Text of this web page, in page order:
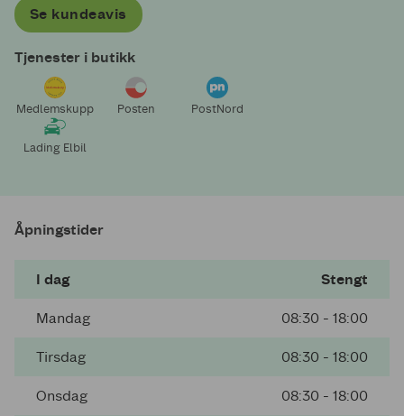
Se kundeavis
Tjenester i butikk
Medlemskupp Posten PostNord
Lading Elbil
Åpningstider
I dag Stengt
Mandag 08:30 - 18:00
Tirsdag 08:30 - 18:00
Onsdag 08:30 - 18:00